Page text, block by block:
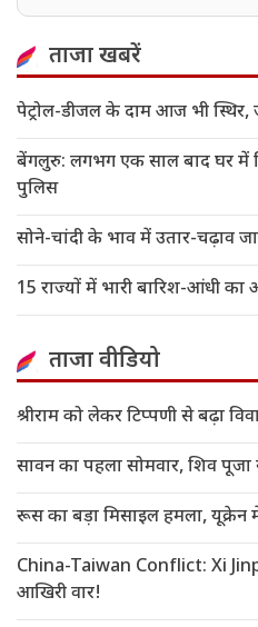
ताजा खबरें
पेट्रोल-डीजल के दाम आज भी
बेंगलुरु: लगभग एक साल बाद घर में
पुलिस
सोने-चांदी के भाव में उतार-चढ़ाव
15 राज्यों में भारी बारिश-आंधी
ताजा वीडियो
श्रीराम को लेकर टिप्पणी से बढ़ा
सावन का पहला सोमवार, शिव
रूस का बड़ा मिसाइल हमला, यूक्रेन
China-Taiwan Conflict: Xi
आखिरी वार!